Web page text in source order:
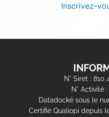
Inscrivez-
N° Siret :
N° Activité :
Datadocké sous le
Certifié Qualiopi depuis